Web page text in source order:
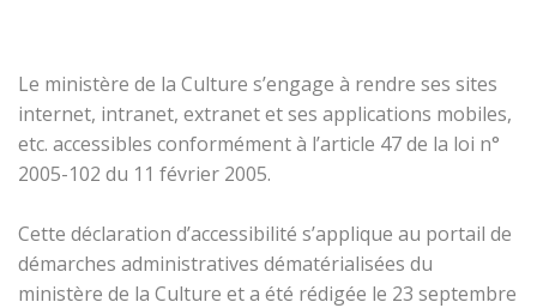
Le ministère de la Culture s’engage à rendre ses sites
internet, intranet, extranet et ses applications mobiles,
etc. accessibles conformément à l’article 47 de la loi n°
2005-102 du 11 février 2005.
Cette déclaration d’accessibilité s’applique au portail de
démarches administratives dématérialisées du
ministère de la Culture et a été rédigée le 23 septembre